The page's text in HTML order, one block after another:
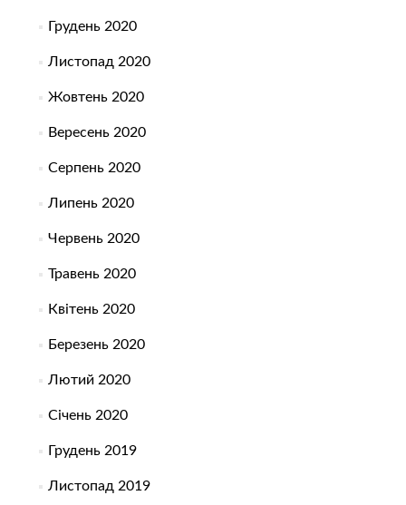
Грудень 2020
Листопад 2020
Жовтень 2020
Вересень 2020
Серпень 2020
Липень 2020
Червень 2020
Травень 2020
Квітень 2020
Березень 2020
Лютий 2020
Січень 2020
Грудень 2019
Листопад 2019